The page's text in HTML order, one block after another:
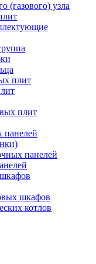
(газового) узла
плит
плит
панелей
панелей
шкафов
котлов